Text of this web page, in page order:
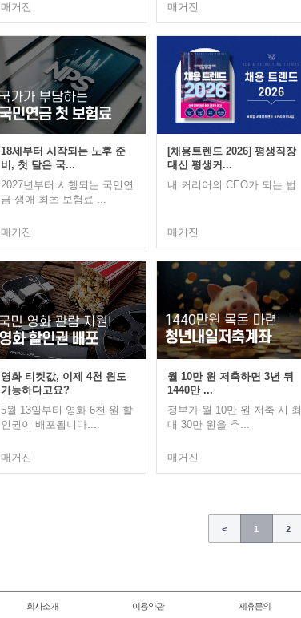
매거진 매거진
18세부터 시작되는 노후 준
비, 첫 달은 국...
2027년부터 시행되는 국민연
금 생애 최초 보험료 ...
매거진
[채용트렌드 2026] 평생직장
대신 평생커...
내 커리어의 CEO가 되는 법
매거진
영화 티켓값, 이제 4천 원도
가능하다고요?
5월 13일부터 영화 6천 원 할
인권이 배포됩니다....
매거진
월 10만 원 저축하면 3년 뒤
1440만 ...
정부가 월 10만 원 저축 시 최
대 30만 원을 추...
매거진
< 1 2
회사소개 이용약관 제휴문의